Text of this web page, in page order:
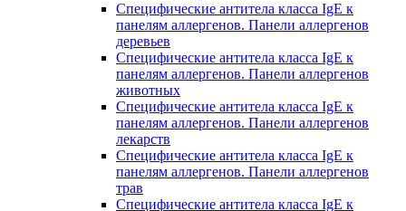
Специфические антитела класса IgE к
панелям аллергенов. Панели аллергенов
деревьев
Специфические антитела класса IgE к
панелям аллергенов. Панели аллергенов
животных
Специфические антитела класса IgE к
панелям аллергенов. Панели аллергенов
лекарств
Специфические антитела класса IgE к
панелям аллергенов. Панели аллергенов
трав
Специфические антитела класса IgE к